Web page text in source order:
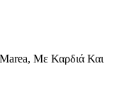
Με Καρδιά Και